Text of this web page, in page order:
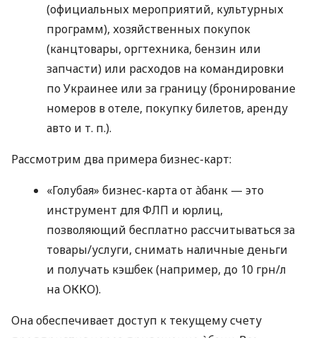
(официальных мероприятий, культурных
программ), хозяйственных покупок
(канцтовары, оргтехника, бензин или
запчасти) или расходов на командировки
по Украинее или за границу (бронирование
номеров в отеле, покупку билетов, аренду
авто и т. п.).
Рассмотрим два примера бизнес-карт:
«Голубая» бизнес-карта от àбанк — это
инструмент для ФЛП и юрлиц,
позволяющий бесплатно рассчитываться за
товары/услуги, снимать наличные деньги
и получать кэшбек (например, до 10 грн/л
на ОККО).
Она обеспечивает доступ к текущему счету